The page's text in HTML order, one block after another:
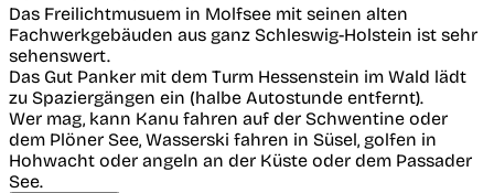
Das Freilichtmusuem in Molfsee mit seinen alten
Fachwerkgebäuden aus ganz Schleswig-Holstein ist sehr
sehenswert.
Das Gut Panker mit dem Turm Hessenstein im Wald lädt
zu Spaziergängen ein (halbe Autostunde entfernt).
Wer mag, kann Kanu fahren auf der Schwentine oder
dem Plöner See, Wasserski fahren in Süsel, golfen in
Hohwacht oder angeln an der Küste oder dem Passader
See.